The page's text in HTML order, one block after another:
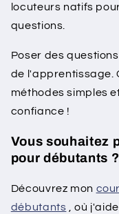
locuteurs natifs
questions.
Poser des
de l'apprentissage.
méthodes simples
confiance !
Vous souhaitez
pour débutants ?
Découvrez mon
débutants , où